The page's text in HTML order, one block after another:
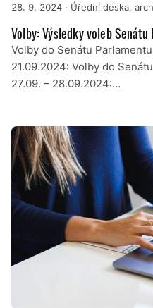
28. 9. 2024 · Úřední deska,
Volby: Výsledky voleb Senátu
Volby do Senátu
21.09.2024: Volby do
27.09. – 28.09.2024:…